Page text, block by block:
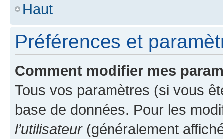
Haut
Préférences et
Comment modifier mes
Tous vos paramètres (si vous
base de données. Pour les
l’utilisateur(généralement